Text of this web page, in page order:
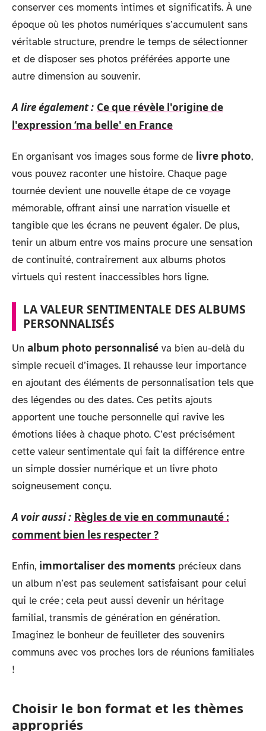
conserver ces moments intimes et significatifs. À une
époque où les photos numériques s’accumulent sans
véritable structure, prendre le temps de sélectionner
et de disposer ses photos préférées apporte une
autre dimension au souvenir.
A lire également : Ce que révèle l'origine de
l'expression ‘ma belle' en France
En organisant vos images sous forme de livre photo,
vous pouvez raconter une histoire. Chaque page
tournée devient une nouvelle étape de ce voyage
mémorable, offrant ainsi une narration visuelle et
tangible que les écrans ne peuvent égaler. De plus,
tenir un album entre vos mains procure une sensation
de continuité, contrairement aux albums photos
virtuels qui restent inaccessibles hors ligne.
LA VALEUR SENTIMENTALE DES ALBUMS
PERSONNALISÉS
Un album photo personnalisé va bien au-delà du
simple recueil d’images. Il rehausse leur importance
en ajoutant des éléments de personnalisation tels que
des légendes ou des dates. Ces petits ajouts
apportent une touche personnelle qui ravive les
émotions liées à chaque photo. C’est précisément
cette valeur sentimentale qui fait la différence entre
un simple dossier numérique et un livre photo
soigneusement conçu.
A voir aussi : Règles de vie en communauté :
comment bien les respecter ?
Enfin, immortaliser des moments précieux dans
un album n’est pas seulement satisfaisant pour celui
qui le crée ; cela peut aussi devenir un héritage
familial, transmis de génération en génération.
Imaginez le bonheur de feuilleter des souvenirs
communs avec vos proches lors de réunions familiales
!
Choisir le bon format et les thèmes
appropriés